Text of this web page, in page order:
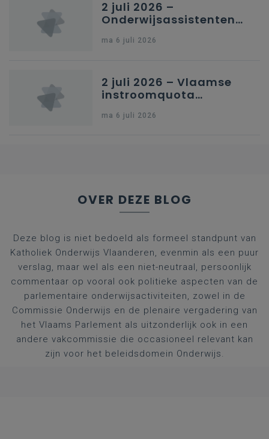
2 juli 2026 –
Onderwijsassistenten
kleuteronderwijs
ma 6 juli 2026
2 juli 2026 – Vlaamse
instroomquota
federale RIZIV-
ma 6 juli 2026
OVER DEZE BLOG
Deze blog is niet bedoeld als formeel standpunt van
Katholiek Onderwijs Vlaanderen, evenmin als een puur
verslag, maar wel als een niet-neutraal, persoonlijk
commentaar op vooral ook politieke aspecten van de
parlementaire onderwijsactiviteiten, zowel in de
Commissie Onderwijs en de plenaire vergadering van
het Vlaams Parlement als uitzonderlijk ook in een
andere vakcommissie die occasioneel relevant kan
zijn voor het beleidsdomein Onderwijs.